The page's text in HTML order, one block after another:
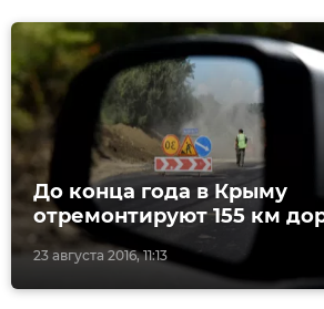
23 августа 2016, 11:13
До конца года в Крыму
отремонтируют 155 км